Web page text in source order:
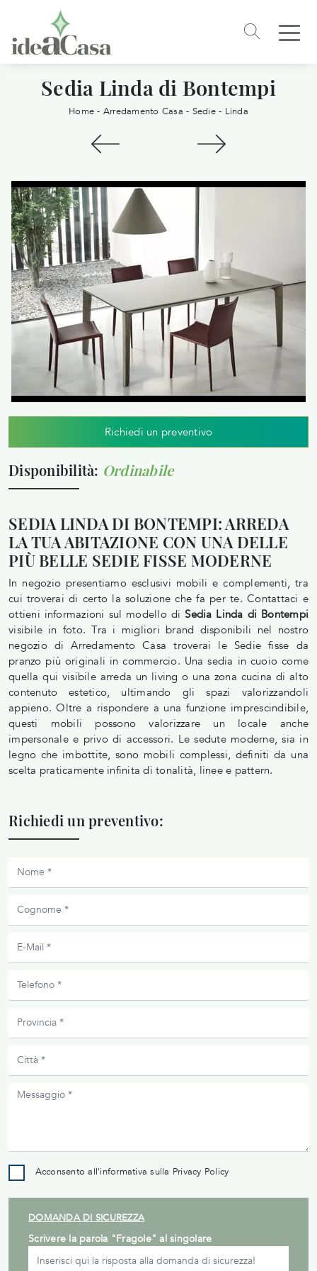
Sedia Linda di Bontempi
Home - Arredamento Casa - Sedie - Linda
Richiedi un preventivo
Disponibilità: Ordinabile
SEDIA LINDA DI BONTEMPI: ARREDA
LA TUA ABITAZIONE CON UNA DELLE
PIÙ BELLE SEDIE FISSE MODERNE
In negozio presentiamo esclusivi mobili e complementi, tra
cui troverai di certo la soluzione che fa per te. Contattaci e
ottieni informazioni sul modello diSedia Linda di Bontempi
visibile in foto. Tra i migliori brand disponibili nel nostro
negozio di Arredamento Casa troverai le Sedie fisse da
pranzo più originali in commercio. Una sedia in cuoio come
quella qui visibile arreda un living o una zona cucina di alto
contenuto estetico, ultimando gli spazi valorizzandoli
appieno. Oltre a rispondere a una funzione imprescindibile,
questi mobili possono valorizzare un locale anche
impersonale e privo di accessori. Le sedute moderne, sia in
legno che imbottite, sono mobili complessi, definiti da una
scelta praticamente infinita di tonalità, linee e pattern.
Richiedi un preventivo:
Acconsento all'informativa sulla Privacy Policy
DOMANDA DI SICUREZZA
Scrivere la parola "Fragole" al singolare